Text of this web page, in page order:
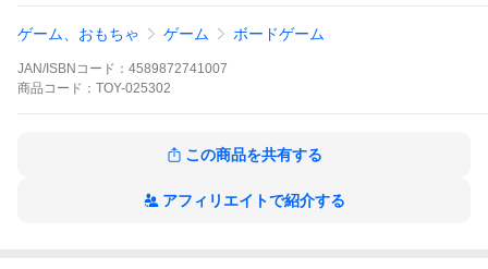
■製品仕様
【プレイ時間】40〜160分
【対象年齢】14歳以上
データ都市ドーム：11個
初期資源タイル：1枚
ゲーム、おもちゃ ゲーム ボードゲーム
JAN/ISBNコード： 4589872741007
商品 コード： TOY-025302
この商品を共有する
アフィリエイトで紹介する